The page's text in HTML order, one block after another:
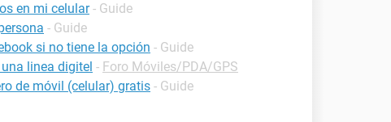
en mi celular - Guide
- Guide
si no tiene la opción - Guide
linea digitel - Foro Móviles/PDA/GPS
de móvil (celular) gratis - Guide